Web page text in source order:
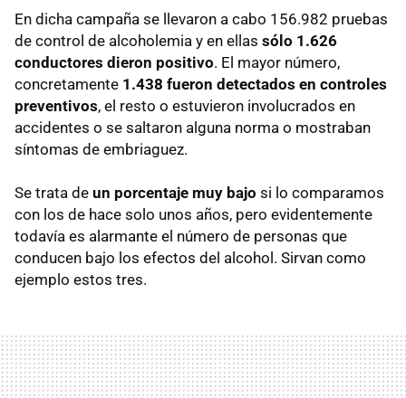
En dicha campaña se llevaron a cabo 156.982 pruebas
de control de alcoholemia y en ellas sólo 1.626
conductores dieron positivo. El mayor número,
concretamente 1.438 fueron detectados en controles
preventivos, el resto o estuvieron involucrados en
accidentes o se saltaron alguna norma o mostraban
síntomas de embriaguez.
Se trata de un porcentaje muy bajo si lo comparamos
con los de hace solo unos años, pero evidentemente
todavía es alarmante el número de personas que
conducen bajo los efectos del alcohol. Sirvan como
ejemplo estos tres.